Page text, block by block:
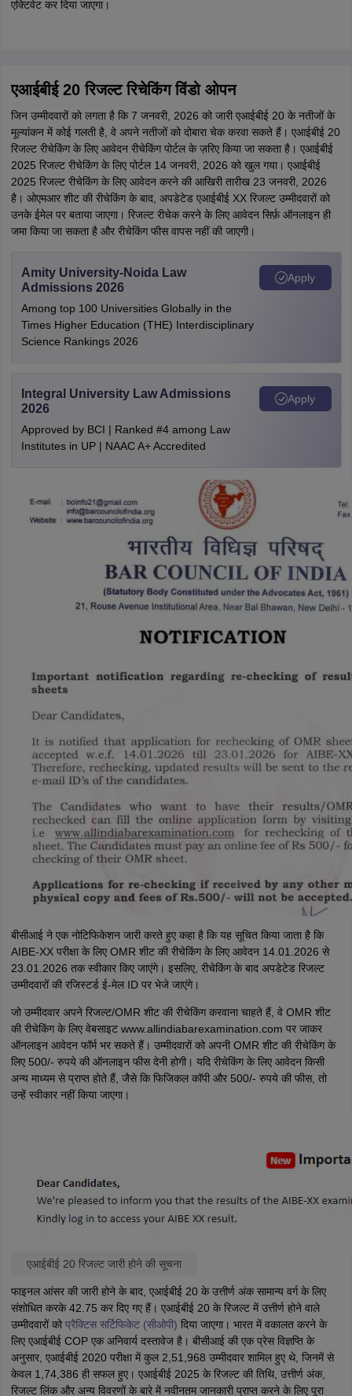
एक्टिवेट कर दिया जाएगा।
एआईबीई 20 रिजल्ट रिचेकिंग विंडो ओपन
जिन उम्मीदवारों काे लगता है कि 7 जनवरी, 2026 को जारी एआईबीई 20 के नतीजों के
मूल्यांकन में कोई गलती है, वे अपने नतीजों को दोबारा चेक करवा सकते हैं। एआईबीई 20
रिजल्ट रीचेकिंग के लिए आवेदन रीचेकिंग पोर्टल के ज़रिए किया जा सकता है। एआईबीई
2025 रिजल्ट रीचेकिंग के लिए पोर्टल 14 जनवरी, 2026 को खुल गया। एआईबीई
2025 रिजल्ट रीचेकिंग के लिए आवेदन करने की आखिरी तारीख 23 जनवरी, 2026
है। ओएमआर शीट की रीचेकिंग के बाद, अपडेटेड एआईबीई XX रिजल्ट उम्मीदवारों को
उनके ईमेल पर बताया जाएगा। रिजल्ट रीचेक करने के लिए आवेदन सिर्फ़ ऑनलाइन ही
जमा किया जा सकता है और रीचेकिंग फीस वापस नहीं की जाएगी।
Amity University-Noida Law
Admissions 2026
Among top 100 Universities Globally in the
Times Higher Education (THE) Interdisciplinary
Science Rankings 2026
Apply
Integral University Law Admissions
2026
Approved by BCI | Ranked #4 among Law
Institutes in UP | NAAC A+ Accredited
Apply
बीसीआई ने एक नोटिफिकेशन जारी करते हुए कहा है कि यह सूचित किया जाता है कि
AIBE-XX परीक्षा के लिए OMR शीट की रीचेकिंग के लिए आवेदन 14.01.2026 से
23.01.2026 तक स्वीकार किए जाएंगे। इसलिए, रीचेकिंग के बाद अपडेटेड रिजल्ट
उम्मीदवारों की रजिस्टर्ड ई-मेल ID पर भेजे जाएंगे।
जो उम्मीदवार अपने रिजल्ट/OMR शीट की रीचेकिंग करवाना चाहते हैं, वे OMR शीट
की रीचेकिंग के लिए वेबसाइट www.allindiabarexamination.com पर जाकर
ऑनलाइन आवेदन फॉर्म भर सकते हैं। उम्मीदवारों को अपनी OMR शीट की रीचेकिंग के
लिए 500/- रुपये की ऑनलाइन फीस देनी होगी। यदि रीचेकिंग के लिए आवेदन किसी
अन्य माध्यम से प्राप्त होते हैं, जैसे कि फिजिकल कॉपी और 500/- रुपये की फीस, तो
उन्हें स्वीकार नहीं किया जाएगा।
एआईबीई 20 रिजल्ट जारी होने की सूचना
फाइनल आंसर की जारी होने के बाद, एआईबीई 20 के उत्तीर्ण अंक सामान्य वर्ग के लिए
संशोधित करके 42.75 कर दिए गए हैं। एआईबीई 20 के रिजल्ट में उत्तीर्ण होने वाले
उम्मीदवारों को प्रैक्टिस सर्टिफिकेट (सीओपी) दिया जाएगा। भारत में वकालत करने के
लिए एआईबीई COP एक अनिवार्य दस्तावेज है। बीसीआई की एक प्रेस विज्ञप्ति के
अनुसार, एआईबीई 2020 परीक्षा में कुल 2,51,968 उम्मीदवार शामिल हुए थे, जिनमें से
केवल 1,74,386 ही सफल हुए। एआईबीई 2025 के रिजल्ट की तिथि, उत्तीर्ण अंक,
रिजल्ट लिंक और अन्य विवरणों के बारे में नवीनतम जानकारी प्राप्त करने के लिए पूरा